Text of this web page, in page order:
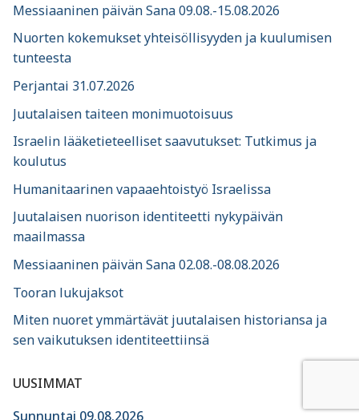
Messiaaninen päivän Sana 09.08.-15.08.2026
Nuorten kokemukset yhteisöllisyyden ja kuulumisen
tunteesta
Perjantai 31.07.2026
Juutalaisen taiteen monimuotoisuus
Israelin lääketieteelliset saavutukset: Tutkimus ja
koulutus
Humanitaarinen vapaaehtoistyö Israelissa
Juutalaisen nuorison identiteetti nykypäivän
maailmassa
Messiaaninen päivän Sana 02.08.-08.08.2026
Tooran lukujaksot
Miten nuoret ymmärtävät juutalaisen historiansa ja
sen vaikutuksen identiteettiinsä
UUSIMMAT
Sunnuntai 09.08.2026